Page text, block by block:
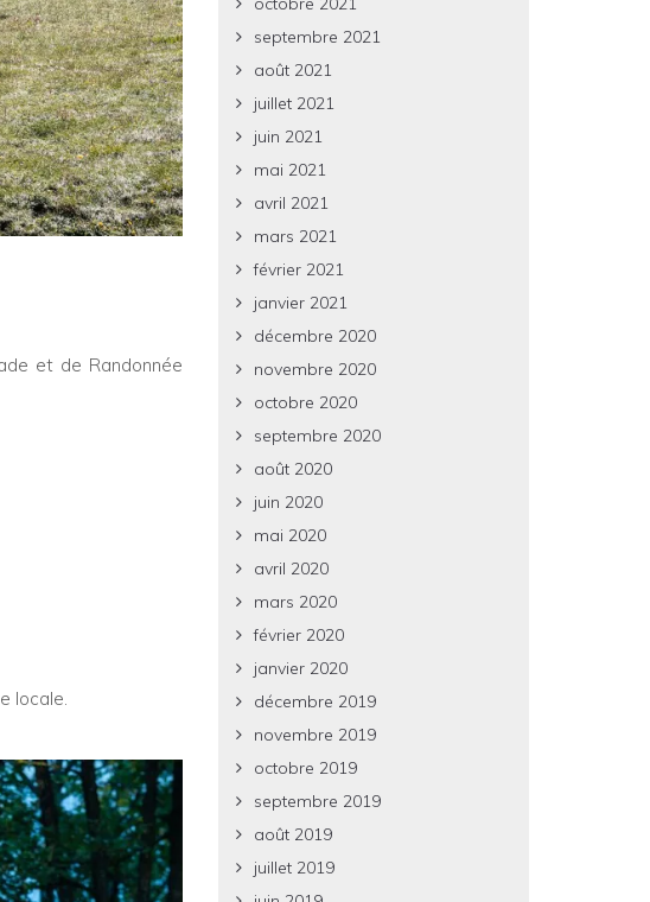
et de Randonnée
locale.
septembre 2021
août 2021
juillet 2021
juin 2021
mai 2021
avril 2021
mars 2021
février 2021
janvier 2021
décembre 2020
novembre 2020
octobre 2020
septembre 2020
août 2020
juin 2020
mai 2020
avril 2020
mars 2020
février 2020
janvier 2020
décembre 2019
novembre 2019
octobre 2019
septembre 2019
août 2019
juillet 2019